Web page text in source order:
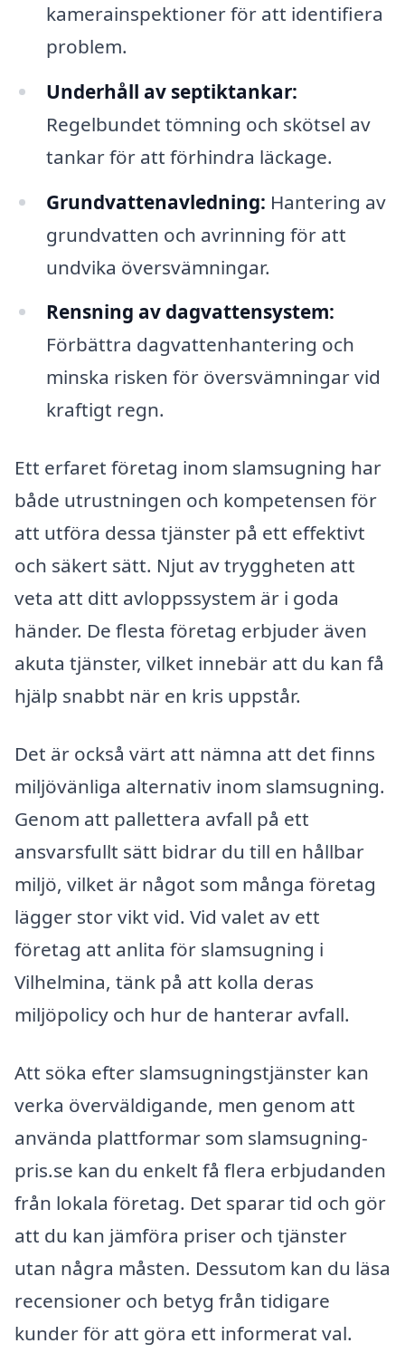
kamerainspektioner för att identifiera
problem.
Underhåll av septiktankar:
Regelbundet tömning och skötsel av
tankar för att förhindra läckage.
Grundvattenavledning: Hantering av
grundvatten och avrinning för att
undvika översvämningar.
Rensning av dagvattensystem:
Förbättra dagvattenhantering och
minska risken för översvämningar vid
kraftigt regn.
Ett erfaret företag inom slamsugning har
både utrustningen och kompetensen för
att utföra dessa tjänster på ett effektivt
och säkert sätt. Njut av tryggheten att
veta att ditt avloppssystem är i goda
händer. De flesta företag erbjuder även
akuta tjänster, vilket innebär att du kan få
hjälp snabbt när en kris uppstår.
Det är också värt att nämna att det finns
miljövänliga alternativ inom slamsugning.
Genom att pallettera avfall på ett
ansvarsfullt sätt bidrar du till en hållbar
miljö, vilket är något som många företag
lägger stor vikt vid. Vid valet av ett
företag att anlita för slamsugning i
Vilhelmina, tänk på att kolla deras
miljöpolicy och hur de hanterar avfall.
Att söka efter slamsugningstjänster kan
verka överväldigande, men genom att
använda plattformar som slamsugning-
pris.se kan du enkelt få flera erbjudanden
från lokala företag. Det sparar tid och gör
att du kan jämföra priser och tjänster
utan några måsten. Dessutom kan du läsa
recensioner och betyg från tidigare
kunder för att göra ett informerat val.